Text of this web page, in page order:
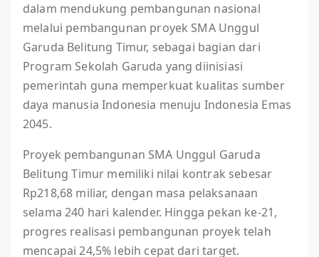
dalam mendukung pembangunan nasional
melalui pembangunan proyek SMA Unggul
Garuda Belitung Timur, sebagai bagian dari
Program Sekolah Garuda yang diinisiasi
pemerintah guna memperkuat kualitas sumber
daya manusia Indonesia menuju Indonesia Emas
2045.
Proyek pembangunan SMA Unggul Garuda
Belitung Timur memiliki nilai kontrak sebesar
Rp218,68 miliar, dengan masa pelaksanaan
selama 240 hari kalender. Hingga pekan ke-21,
progres realisasi pembangunan proyek telah
mencapai 24,5% lebih cepat dari target.